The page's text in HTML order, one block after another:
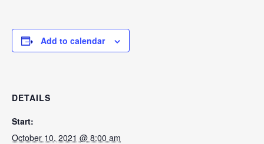
Add to calendar
DETAILS
Start:
October 10, 2021 @ 8:00 am